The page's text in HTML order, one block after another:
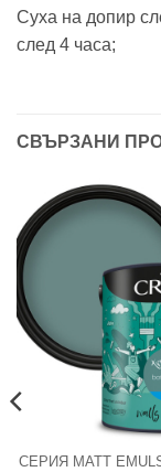
Суха на допир
след 4 часа;
СВЪРЗАНИ
СЕРИЯ MATT